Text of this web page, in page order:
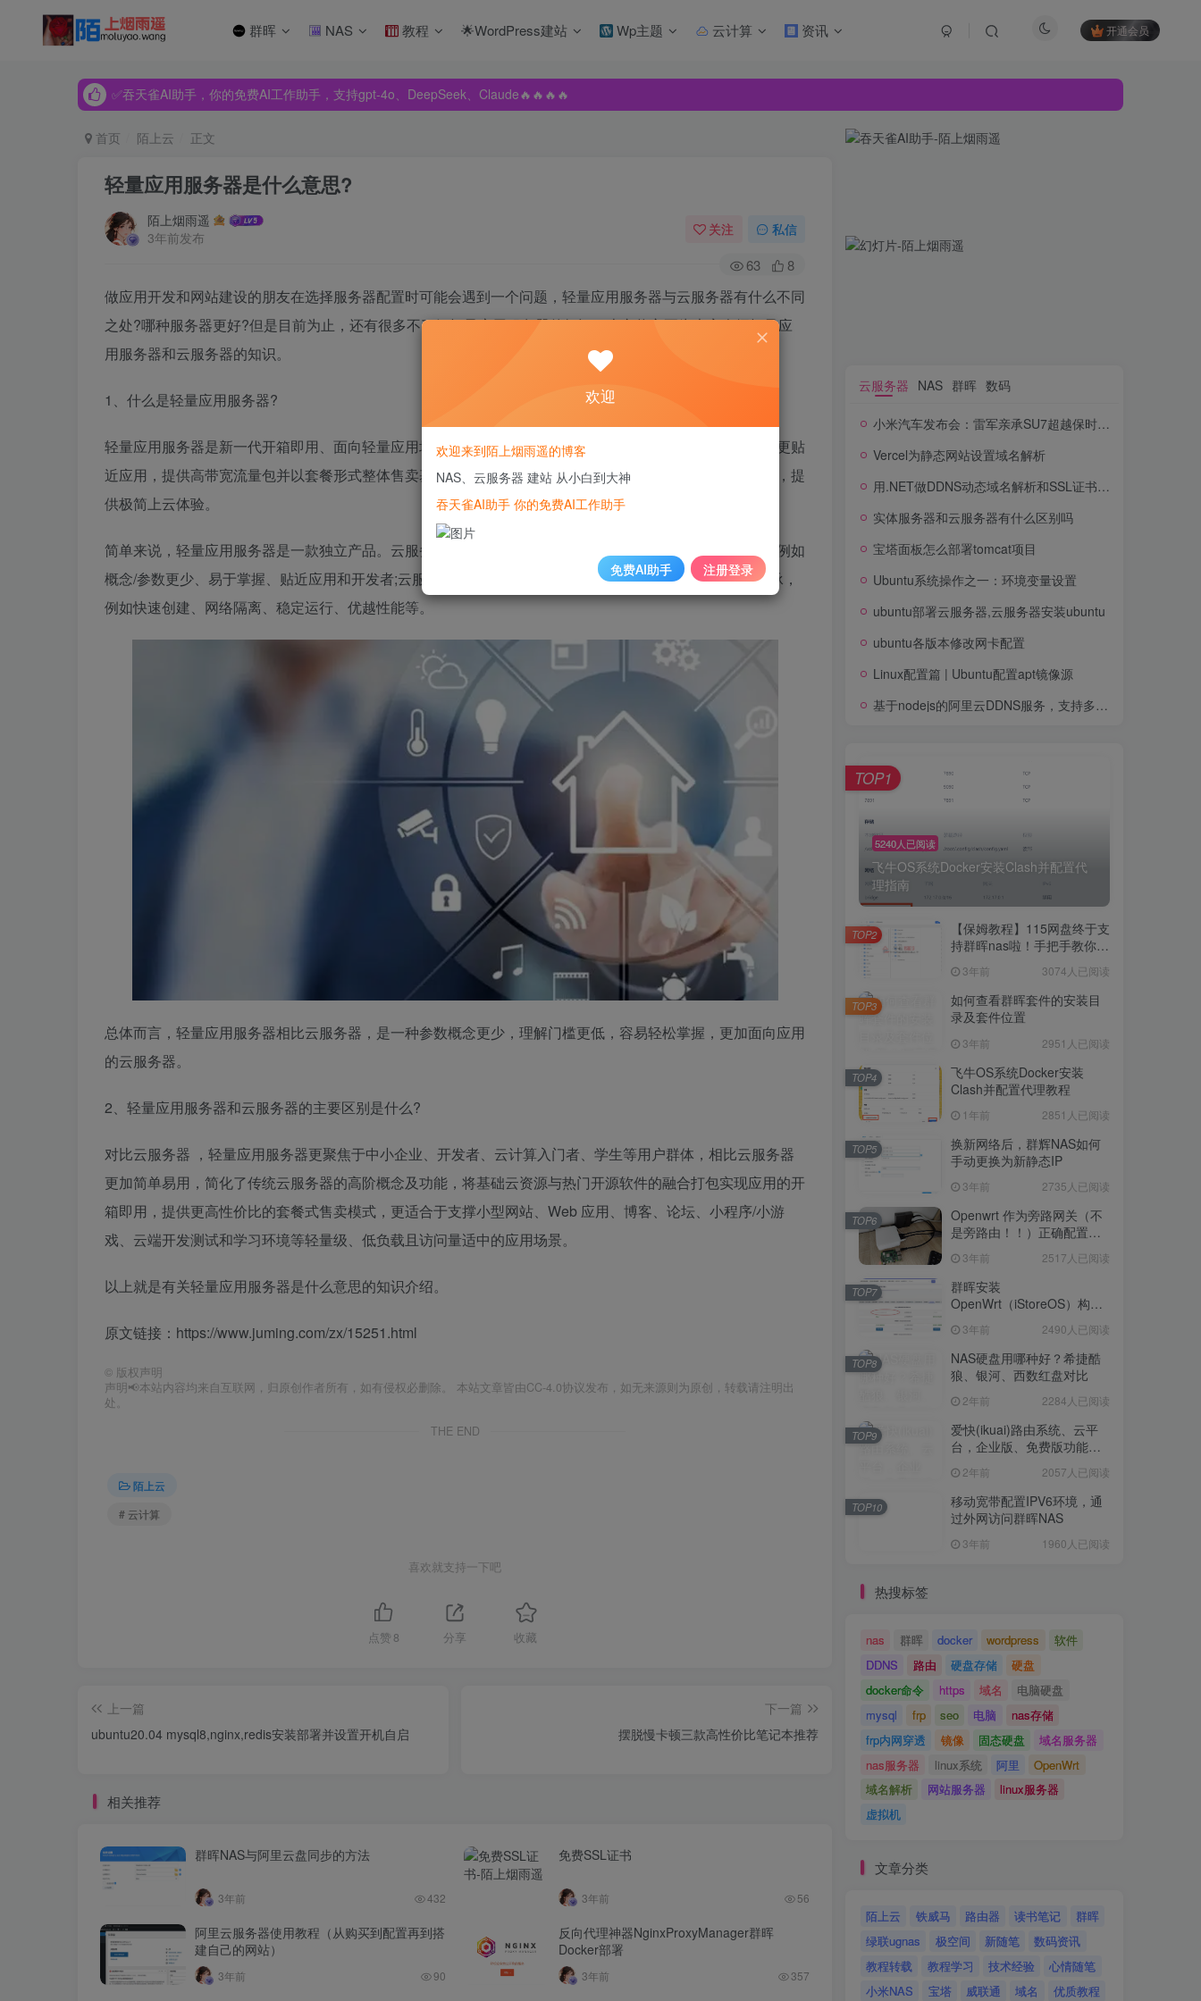
群晖 NAS 教程 🌟WordPress建站 Wp主题 云计算 资讯 开通会员
✅吞天雀AI助手，你的免费AI工作助手，支持gpt-4o、DeepSeek、Claude🔥🔥🔥🔥
✅吞天雀AI助手，你的免费AI工作助手，支持gpt-4o、DeepSeek、Claude🔥🔥🔥🔥
首页 陌上云 正文
轻量应用服务器是什么意思?
陌上烟雨遥
3年前发布
关注 私信
63 8
做应用开发和网站建设的朋友在选择服务器配置时可能会遇到一个问题，轻量应用服务器与云服务器有什么不同
之处?哪种服务器更好?但是目前为止，还有很多不了解轻量应用服务器的知识，本文将主要为大家介绍轻量应
用服务器和云服务器的知识。
1、什么是轻量应用服务器?
轻量应用服务器是新一代开箱即用、面向轻量应用场景的云服务器产品，相比普通云服务器更加简单易用且更贴
近应用，提供高带宽流量包并以套餐形式整体售卖基础云资源，将热门开源软件融合打包实现一键构建应用，提
供极简上云体验。
简单来说，轻量应用服务器是一款独立产品。云服务器缺的能力，轻量应用服务器会进行差异性的产品化，例如
概念/参数更少、易于掌握、贴近应用和开发者;云服务器已有的通用优秀能力，轻量应用服务器则进行了继承，
例如快速创建、网络隔离、稳定运行、优越性能等。
总体而言，轻量应用服务器相比云服务器，是一种参数概念更少，理解门槛更低，容易轻松掌握，更加面向应用
的云服务器。
2、轻量应用服务器和云服务器的主要区别是什么?
对比云服务器 ，轻量应用服务器更聚焦于中小企业、开发者、云计算入门者、学生等用户群体，相比云服务器
更加简单易用，简化了传统云服务器的高阶概念及功能，将基础云资源与热门开源软件的融合打包实现应用的开
箱即用，提供更高性价比的套餐式售卖模式，更适合于支撑小型网站、Web 应用、博客、论坛、小程序/小游
戏、云端开发测试和学习环境等轻量级、低负载且访问量适中的应用场景。
以上就是有关轻量应用服务器是什么意思的知识介绍。
原文链接：https://www.juming.com/zx/15251.html
© 版权声明
声明📢本站内容均来自互联网，归原创作者所有，如有侵权必删除。 本站文章皆由CC-4.0协议发布，如无来源则为原创，转载请注明出
处。
THE END
陌上云
# 云计算
喜欢就支持一下吧
点赞 8 分享 收藏
上一篇
ubuntu20.04 mysql8,nginx,redis安装部署并设置开机自启
下一篇
摆脱慢卡顿三款高性价比笔记本推荐
相关推荐
群晖NAS与阿里云盘同步的方法
3年前 432
免费SSL证书
3年前 56
阿里云服务器使用教程（从购买到配置再到搭
建自己的网站）
3年前 90
反向代理神器NginxProxyManager群晖
Docker部署
3年前 357
云服务器 NAS 群晖 数码
小米汽车发布会：雷军亲承SU7超越保时捷TaycanTur
Vercel为静态网站设置域名解析
用.NET做DDNS动态域名解析和SSL证书申请
实体服务器和云服务器有什么区别吗
宝塔面板怎么部署tomcat项目
Ubuntu系统操作之一：环境变量设置
ubuntu部署云服务器,云服务器安装ubuntu
ubuntu各版本修改网卡配置
Linux配置篇 | Ubuntu配置apt镜像源
基于nodejs的阿里云DDNS服务，支持多网卡绑定
5240人已阅读
飞牛OS系统Docker安装Clash并配置代
理指南
TOP1
【保姆教程】115网盘终于支
持群晖nas啦！手把手教你群
盘！3年前 3074人已阅读
TOP2
如何查看群晖套件的安装目
录及套件位置
3年前 2951人已阅读
TOP3
飞牛OS系统Docker安装
Clash并配置代理教程
1年前 2851人已阅读
TOP4
换新网络后，群辉NAS如何
手动更换为新静态IP
3年前 2735人已阅读
TOP5
Openwrt 作为旁路网关（不
是旁路由！！）正确配置方
3年前 2517人已阅读
TOP6
群晖安装
OpenWrt（iStoreOS）构建
3年前 2490人已阅读
TOP7
NAS硬盘用哪种好？希捷酷
狼、银河、西数红盘对比
2年前 2284人已阅读
TOP8
爱快(ikuai)路由系统、云平
台，企业版、免费版功能对
2年前 2057人已阅读
TOP9
移动宽带配置IPV6环境，通
过外网访问群晖NAS
3年前 1960人已阅读
TOP10
热搜标签
nas 群晖 docker wordpress
软件
DDNS
路由 硬盘存储
硬盘
docker命令
https 域名
电脑硬盘
mysql
frp seo 电脑
nas存储
frp内网穿透
镜像 固态硬盘
域名服务器
nas服务器
linux系统 阿里
OpenWrt
域名解析
网站服务器
linux服务器
虚拟机
文章分类
陌上云 铁威马 路由器 读书笔记
群晖
绿联ugnas
极空间 新随笔
数码资讯
教程转载
教程学习 技术经验
心情随笔
小米NAS
宝塔 威联通 域名 优质教程
欢迎
欢迎来到陌上烟雨遥的博客
NAS、云服务器 建站 从小白到大神
吞天雀AI助手 你的免费AI工作助手
免费AI助手 注册登录